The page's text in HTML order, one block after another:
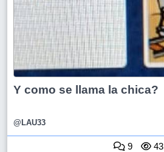
Y como se llama la chica?
@LAU33
9 43